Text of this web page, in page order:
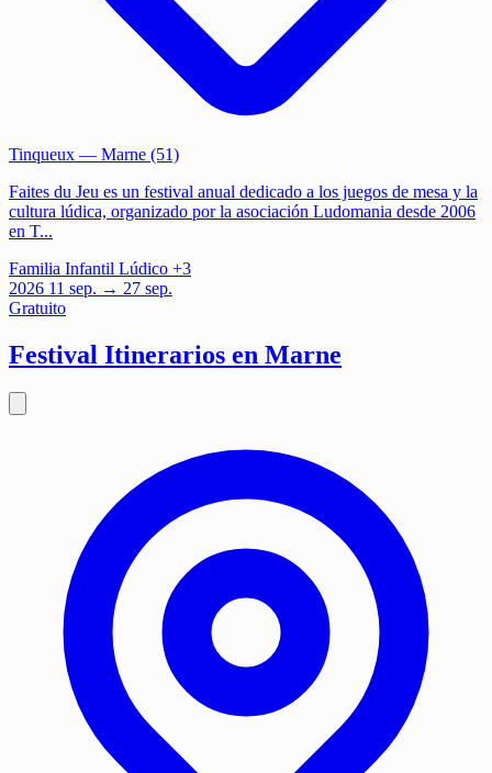
Tinqueux — Marne (51)
Faites du Jeu es un festival anual dedicado a los juegos de mesa y la
cultura lúdica, organizado por la asociación Ludomania desde 2006
en T...
Familia Infantil Lúdico +3
2026 11 sep. → 27 sep.
Gratuito
Festival Itinerarios en Marne